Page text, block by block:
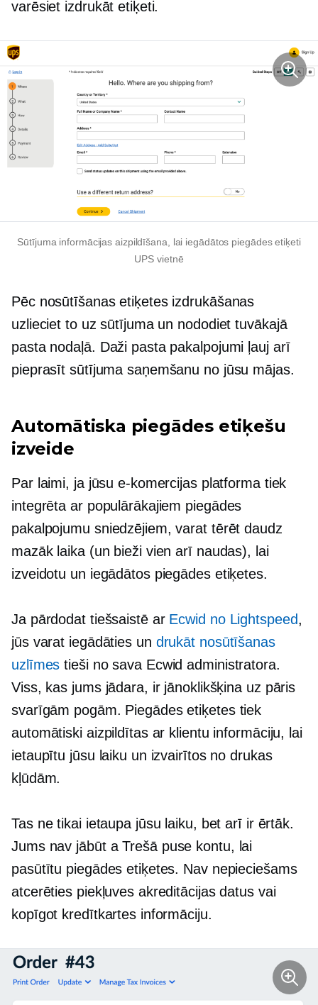
varēsiet izdrukāt etiķeti.
Sūtījuma informācijas aizpildīšana, lai iegādātos piegādes etiķeti
UPS vietnē
Pēc nosūtīšanas etiķetes izdrukāšanas
uzlieciet to uz sūtījuma un nododiet tuvākajā
pasta nodaļā. Daži pasta pakalpojumi ļauj arī
pieprasīt sūtījuma saņemšanu no jūsu mājas.
Automātiska piegādes etiķešu
izveide
Par laimi, ja jūsu e-komercijas platforma tiek
integrēta ar populārākajiem piegādes
pakalpojumu sniedzējiem, varat tērēt daudz
mazāk laika (un bieži vien arī naudas), lai
izveidotu un iegādātos piegādes etiķetes.
Ja pārdodat tiešsaistē ar Ecwid no Lightspeed,
jūs varat iegādāties un drukāt nosūtīšanas
uzlīmes tieši no sava Ecwid administratora.
Viss, kas jums jādara, ir jānoklikšķina uz pāris
svarīgām pogām. Piegādes etiķetes tiek
automātiski aizpildītas ar klientu informāciju, lai
ietaupītu jūsu laiku un izvairītos no drukas
kļūdām.
Tas ne tikai ietaupa jūsu laiku, bet arī ir ērtāk.
Jums nav jābūt aTrešā puse kontu, lai
pasūtītu piegādes etiķetes. Nav nepieciešams
atcerēties piekļuves akreditācijas datus vai
kopīgot kredītkartes informāciju.